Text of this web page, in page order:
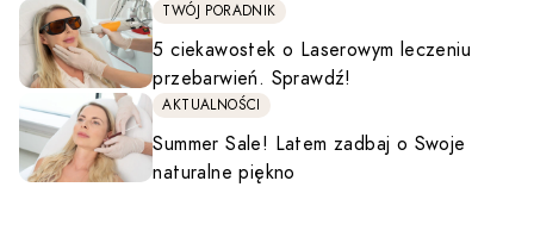
TWÓJ PORADNIK
5 ciekawostek o Laserowym leczeniu
przebarwień. Sprawdź!
AKTUALNOŚCI
Summer Sale! Latem zadbaj o Swoje
naturalne piękno